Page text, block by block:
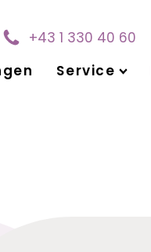
+43 1 330 40 60
Service